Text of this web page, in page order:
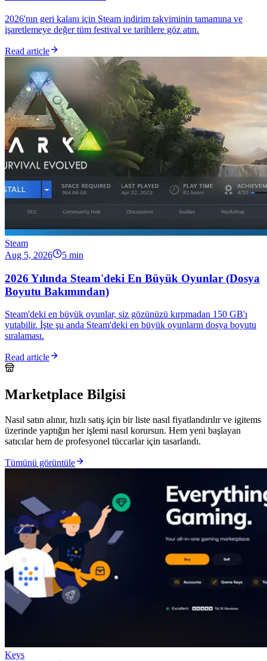
2026'nın geri kalanı için Steam indirim takviminin tamamına ve
işaretlemeye değer tüm festival ve tarihlere göz atın.
Read article
Steam
Aug 5, 2026
5 min
2026 Yılında Steam'deki En Büyük Oyunlar (Dosya
Boyutu Bakımından)
Steam'deki en büyük oyunlar, siz gözünüzü kırpmadan 150 GB'ı
yutabilir. İşte şu anda Steam'deki en büyük oyunların dosya boyutu
sıralaması.
Read article
Marketplace Bilgisi
Nasıl satın alınır, hızlı satış için bir liste nasıl fiyatlandırılır ve igitems
üzerinde yaptığın her işlemi nasıl korursun. Hem yeni başlayan
satıcılar hem de profesyonel tüccarlar için tasarlandı.
Tümünü görüntüle
Keys